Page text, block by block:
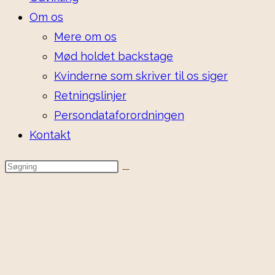
Om os
Mere om os
Mød holdet backstage
Kvinderne som skriver til os siger
Retningslinjer
Persondataforordningen
Kontakt